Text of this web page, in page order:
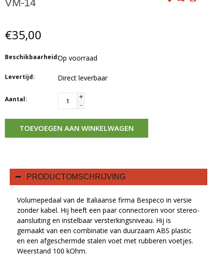
VM-14
€35,00
Beschikbaarheid:Op voorraad
Levertijd: Direct leverbaar
Aantal:
+
-
TOEVOEGEN AAN WINKELWAGEN
PRODUCTOMSCHRIJVING
Volumepedaal van de Italiaanse firma Bespeco in versie
zonder kabel. Hij heeft een paar connectoren voor stereo-
aansluiting en instelbaar versterkingsniveau. Hij is
gemaakt van een combinatie van duurzaam ABS plastic
en een afgeschermde stalen voet met rubberen voetjes.
Weerstand 100 kOhm.